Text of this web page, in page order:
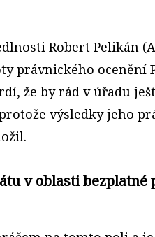
Robert Pelikán
právnického ocenění
že by rád v úřadu
výsledky jeho
v oblasti bezplatné